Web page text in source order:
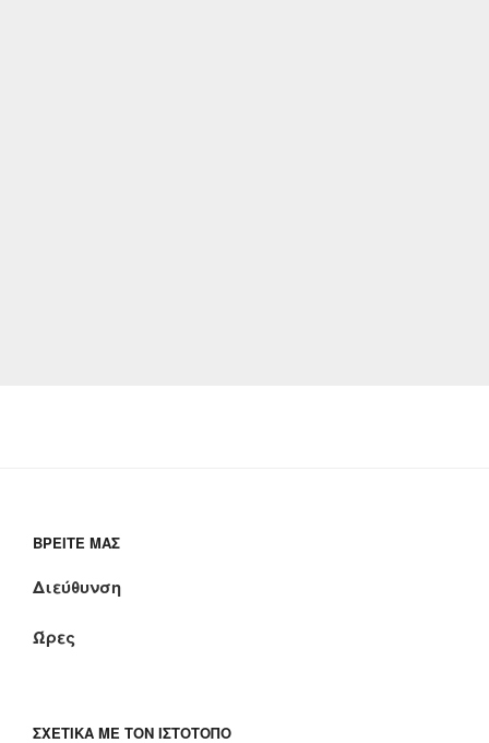
ΒΡΕΊΤΕ ΜΑΣ
Διεύθυνση
Ώρες
ΣΧΕΤΙΚΆ ΜΕ ΤΟΝ ΙΣΤΌΤΟΠΟ